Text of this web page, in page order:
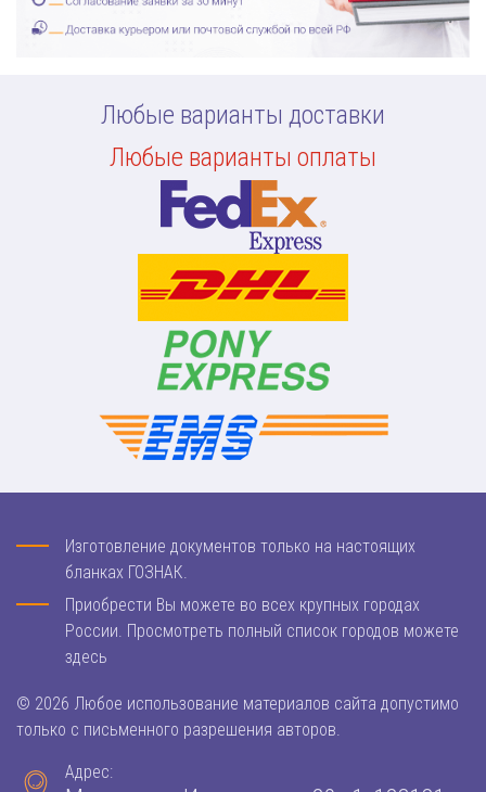
Любые варианты доставки
Любые варианты оплаты
Изготовление документов только на настоящих
бланках ГОЗНАК.
Приобрести Вы можете во всех крупных городах
России. Просмотреть полный список городов можете
здесь
© 2026 Любое использование материалов сайта допустимо
только с письменного разрешения авторов.
Адрес: